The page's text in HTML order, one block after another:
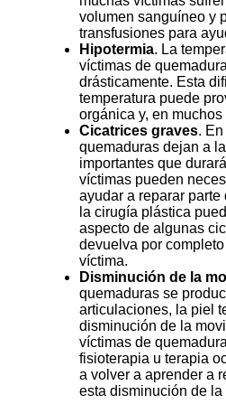
volumen sanguíneo y
transfusiones para
Hipotermia. La
víctimas de
drásticamente. Esta
temperatura puede
orgánica y, en
Cicatrices graves.
quemaduras dejan a
importantes que
víctimas pueden
ayudar a reparar
la cirugía plástica
aspecto de algunas
devuelva por
víctima.
Disminución de la
quemaduras se
articulaciones, la piel
disminución de la
víctimas de
fisioterapia u terapia
a volver a aprender a
esta disminución de la